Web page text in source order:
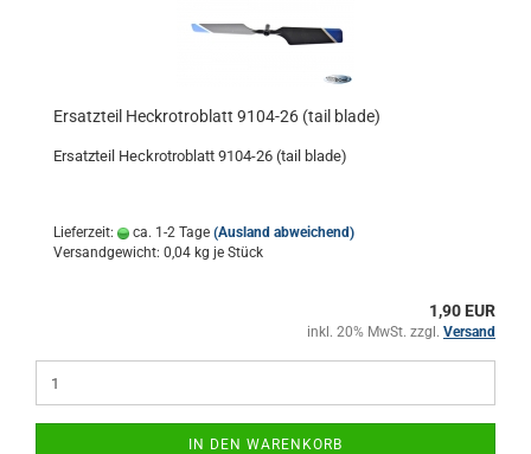
Ersatzteil Heckrotroblatt 9104-26 (tail blade)
Ersatzteil Heckrotroblatt 9104-26 (tail blade)
Lieferzeit: ca. 1-2 Tage (Ausland abweichend)
Versandgewicht: 0,04 kg je Stück
1,90 EUR
inkl. 20% MwSt. zzgl. Versand
IN DEN WARENKORB